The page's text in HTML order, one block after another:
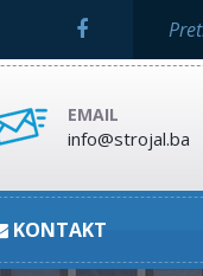
EMAIL
info@strojal.ba
KONTAKT